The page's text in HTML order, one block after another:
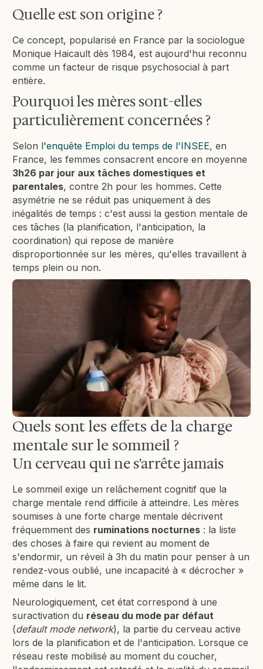
Quelle est son origine ?
Ce concept, popularisé en France par la sociologue
Monique Haicault dès 1984, est aujourd'hui reconnu
comme un facteur de risque psychosocial à part
entière.
Pourquoi les mères sont-elles
particulièrement concernées ?
Selon l'enquête Emploi du temps de l'INSEE, en
France, les femmes consacrent encore en moyenne
3h26 par jour aux tâches domestiques et
parentales, contre 2h pour les hommes. Cette
asymétrie ne se réduit pas uniquement à des
inégalités de temps : c'est aussi la gestion mentale de
ces tâches (la planification, l'anticipation, la
coordination) qui repose de manière
disproportionnée sur les mères, qu'elles travaillent à
temps plein ou non.
Quels sont les effets de la charge
mentale sur le sommeil ?
Un cerveau qui ne s'arrête jamais
Le sommeil exige un relâchement cognitif que la
charge mentale rend difficile à atteindre. Les mères
soumises à une forte charge mentale décrivent
fréquemment des ruminations nocturnes : la liste
des choses à faire qui revient au moment de
s'endormir, un réveil à 3h du matin pour penser à un
rendez-vous oublié, une incapacité à « décrocher »
même dans le lit.
Neurologiquement, cet état correspond à une
suractivation du réseau du mode par défaut
(default mode network), la partie du cerveau active
lors de la planification et de l'anticipation. Lorsque ce
réseau reste mobilisé au moment du coucher,